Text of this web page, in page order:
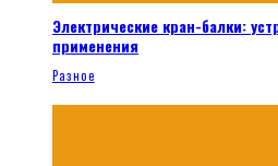
Электрические кран-балки:
применения
Разное